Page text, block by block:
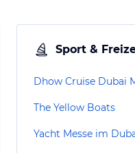
Sport &
Dhow Cruise Dubai
The Yellow Boats
Yacht Messe im